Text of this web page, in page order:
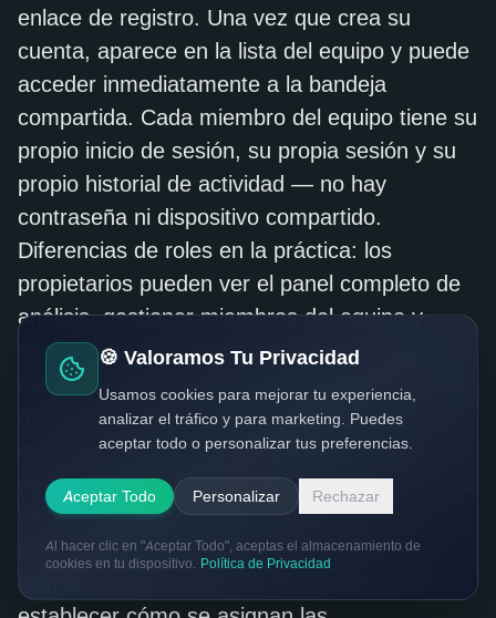
enlace de registro. Una vez que crea su
cuenta, aparece en la lista del equipo y puede
acceder inmediatamente a la bandeja
compartida. Cada miembro del equipo tiene su
propio inicio de sesión, su propia sesión y su
propio historial de actividad — no hay
contraseña ni dispositivo compartido.
Diferencias de roles en la práctica: los
propietarios pueden ver el panel completo de
análisis, gestionar miembros del equipo y
reasignar cualquier conversación. Los
miembros ven la bandeja y pueden responder
a conversaciones asignadas. Puedes tener
múltiples propietarios — útil para un gerente
de ventas y un gerente de soporte que ambos
necesitan visibilidad de administrador.
Paso 3: Configura la Asignación de Chats
Con tu equipo conectado, el siguiente paso es
🍪 Valoramos Tu Privacidad
Usamos cookies para mejorar tu experiencia,
analizar el tráfico y para marketing. Puedes
aceptar todo o personalizar tus preferencias.
Aceptar Todo Personalizar Rechazar
Al hacer clic en "Aceptar Todo", aceptas el almacenamiento de
cookies en tu dispositivo. Política de Privacidad